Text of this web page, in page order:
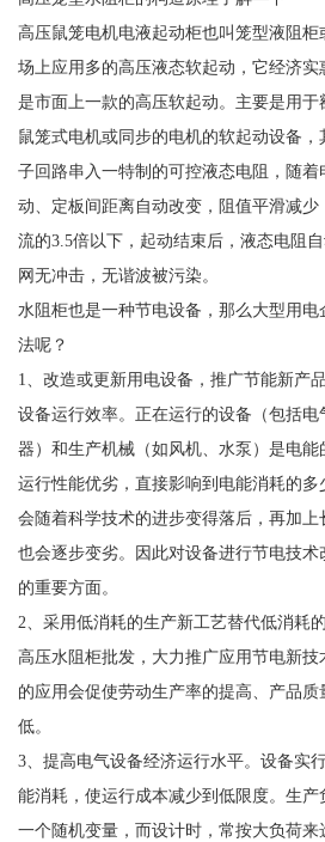
高压鼠笼电机电液起动柜也叫笼型液阻
场上应用多的高压液态软起动，它经济实
是市面上一款的高压软起动。主要是用于
鼠笼式电机或同步的电机的软起动设备
子回路串入一特制的可控液态电阻，随
动、定板间距离自动改变，阻值平滑减
流的3.5倍以下，起动结束后，液态电阻
网无冲击，无谐波被污染。
水阻柜也是一种节电设备，那么大型用
法呢？
1、改造或更新用电设备，推广节能新产
设备运行效率。正在运行的设备（包括
器）和生产机械（如风机、水泵）是电
运行性能优劣，直接影响到电能消耗的
会随着科学技术的进步变得落后，再加
也会逐步变劣。因此对设备进行节电技
的重要方面。
2、采用低消耗的生产新工艺替代低消耗
高压水阻柜批发，大力推广应用节电新
的应用会促使劳动生产率的提高、产品
低。
3、提高电气设备经济运行水平。设备实
能消耗，使运行成本减少到低限度。生
一个随机变量，而设计时，常按大负荷